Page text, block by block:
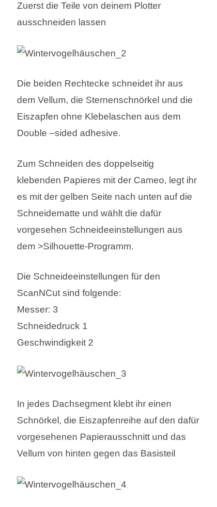
Zuerst die Teile von deinem Plotter
ausschneiden lassen
Die beiden Rechtecke schneidet ihr aus
dem Vellum, die Sternenschnörkel und die
Eiszapfen ohne Klebelaschen aus dem
Double –sided adhesive.
Zum Schneiden des doppelseitig
klebenden Papieres mit der Cameo, legt ihr
es mit der gelben Seite nach unten auf die
Schneidematte und wählt die dafür
vorgesehen Schneideeinstellungen aus
dem >Silhouette-Programm.
Die Schneideeinstellungen für den
ScanNCut sind folgende:
Messer: 3
Schneidedruck 1
Geschwindigkeit 2
In jedes Dachsegment klebt ihr einen
Schnörkel, die Eiszapfenreihe auf den dafür
vorgesehenen Papierausschnitt und das
Vellum von hinten gegen das Basisteil